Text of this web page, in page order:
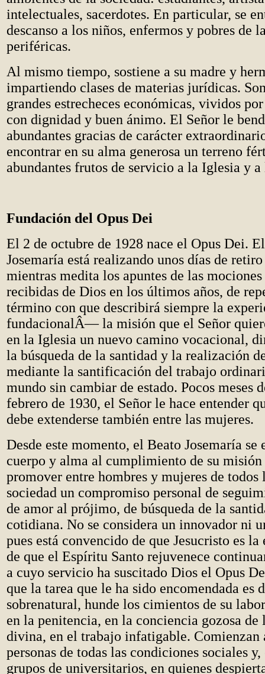
intelectuales, sacerdotes. En particular, se
descanso a los niños, enfermos y pobres de
periféricas.
Al mismo tiempo, sostiene a su madre y
impartiendo clases de materias jurídicas.
grandes estrecheces económicas, vividos
con dignidad y buen ánimo. El Señor le
abundantes gracias de carácter
encontrar en su alma generosa un terreno
abundantes frutos de servicio a la Iglesia y a
Fundación del Opus Dei
El 2 de octubre de 1928 nace el Opus Dei.
Josemaría está realizando unos días de
mientras medita los apuntes de las
recibidas de Dios en los últimos años, de
término con que describirá siempre la
fundacionalÂ— la misión que el Señor
en la Iglesia un nuevo camino vocacional,
la búsqueda de la santidad y la realización
mediante la santificación del trabajo
mundo sin cambiar de estado. Pocos meses
febrero de 1930, el Señor le hace entender
debe extenderse también entre las mujeres.
Desde este momento, el Beato Josemaría se
cuerpo y alma al cumplimiento de su
promover entre hombres y mujeres de todos
sociedad un compromiso personal de
de amor al prójimo, de búsqueda de la
cotidiana. No se considera un innovador ni
pues está convencido de que Jesucristo es
de que el Espíritu Santo rejuvenece
a cuyo servicio ha suscitado Dios el Opus
que la tarea que le ha sido encomendada es
sobrenatural, hunde los cimientos de su
en la penitencia, en la conciencia gozosa
divina, en el trabajo infatigable. Comienzan
personas de todas las condiciones sociales
grupos de universitarios, en quienes